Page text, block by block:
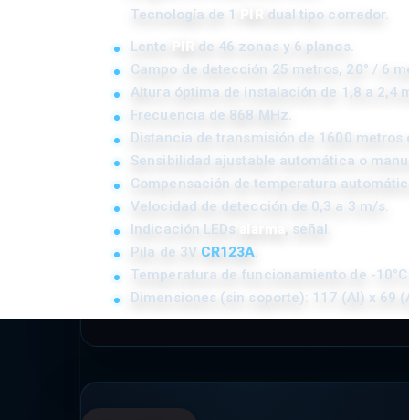
Tecnología de 1
dual tipo corredor.
Lente
de 46 zonas y 6 planos.
Campo de detección 25 metros, 20° / 6
Altura óptima de instalación de 1,8 a 2,4
Frecuencia de 868 MHz.
Distancia de transmisión de 1600
Sensibilidad ajustable automática o
Compensación de temperatura
Velocidad de detección de 0,3 a 3 m/s.
Indicación LEDs
, señal.
Pila de 3V CR123A.
Temperatura de funcionamiento de -10°C
Dimensiones (sin soporte): 117 (Al) x 69